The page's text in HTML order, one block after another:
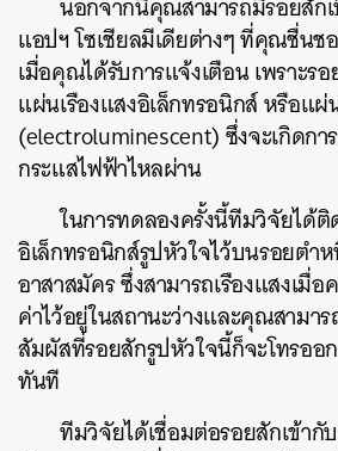
นอกจากนี้คุณสามารถมีรอยสัก
แอปฯ โซเชียลมีเดียต่างๆ ที่คุณชื่นช
เมื่อคุณได้รับการแจ้งเตือน เพราะร
แผ่นเรืองแสงอิเล็กทรอนิกส์ หรือแผ่
(electroluminescent) ซึ่งจะเกิดกา
กระแสไฟฟ้าไหลผ่าน
ในการทดลองครั้งนี้ทีมวิจัยได้
อิเล็กทรอนิกส์รูปหัวใจไว้บนรอยตำ
อาสาสมัคร ซึ่งสามารถเรืองแสงเ
ค่าไว้อยู่ในสถานะว่างและคุณสามา
สัมผัสที่รอยสักรูปหัวใจนี้ก็จะโทรอ
ทันที
ทีมวิจัยได้เชื่อมต่อรอยสักเข้ากั
ค้นหา
SHARE TWEET